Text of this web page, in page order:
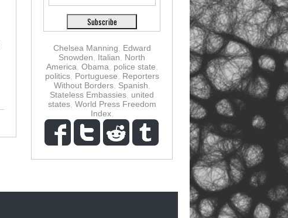
Chelsea Manning
Edward
Snowden
Italian
North
America Obama police state
politics, Portuguese
Reporters
Without Borders, Spanish
Stateless Embassies united
states, World Press Freedom
Index,